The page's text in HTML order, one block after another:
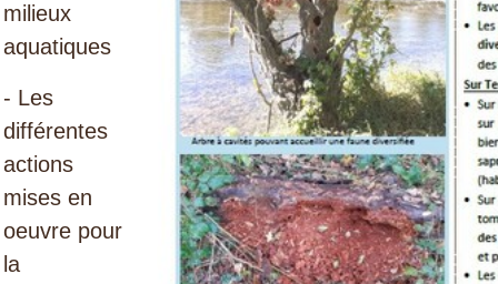
milieux
aquatiques
- Les
différentes
actions
mises en
oeuvre pour
la